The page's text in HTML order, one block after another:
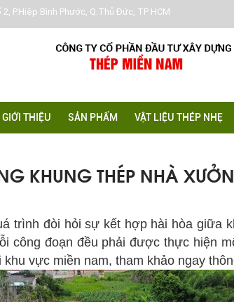
P.Hiệp Bình Phước, Q.Thủ Đức, TP HCM
GIỚI THIỆU SẢN PHẨM VẬT LIỆU THÉP NHẸ
KHUNG THÉP NHÀ
đòi hỏi sự kết hợp hài hòa giữa
công đoạn đều phải được thực hiện
khu vực miền nam, tham khảo ngay